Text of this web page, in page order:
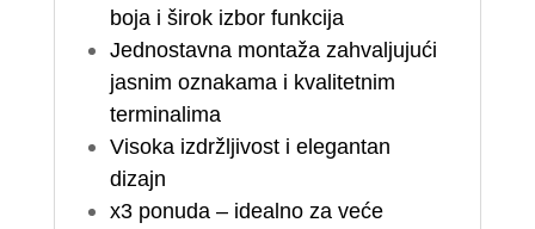
boja i širok izbor funkcija
Jednostavna montaža zahvaljujući
jasnim oznakama i kvalitetnim
terminalima
Visoka izdržljivost i elegantan
dizajn
x3 ponuda – idealno za veće